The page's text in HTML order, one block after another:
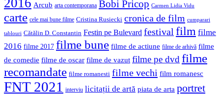
Arcub arta contemporana Bobi Pricop Carmen Lidia Vidu
carte cele mai bune filme Cristina Rusiecki cronica de film cumparari
tablouri Cătălin D. Constantin Festin pe Bulevard festival film filme
2016 filme 2017 filme bune filme de actiune filme de arhivă filme
de comedie filme de oscar filme de vazut filme pe dvd filme
recomandate filme romanesti filme vechi film romanesc
FNT 2021 interviu licitații de artă piata de arta portret